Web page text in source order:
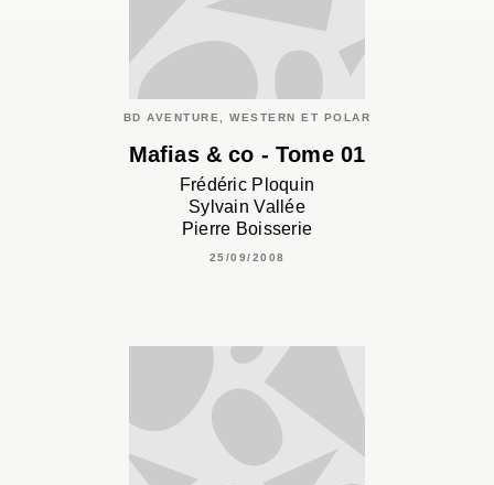
BD AVENTURE, WESTERN ET POLAR
Mafias & co - Tome 01
Frédéric Ploquin
Sylvain Vallée
Pierre Boisserie
25/09/2008